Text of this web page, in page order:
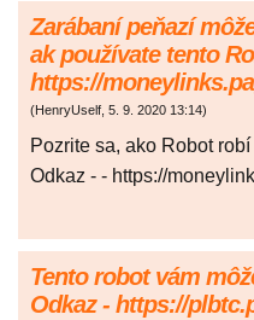
Zarábaní peňazí
ak používate tento
https://
(HenryUself, 5. 9. 2020 13:14)
Pozrite sa, ako Robot
Odkaz - - https://
Tento robot vám
Odkaz - https://